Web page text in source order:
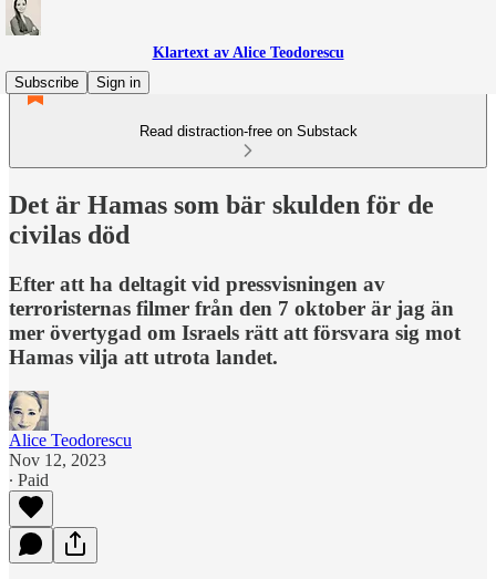
Klartext av Alice Teodorescu
Subscribe
Sign in
Read distraction-free on Substack
Det är Hamas som bär skulden för de
civilas död
Efter att ha deltagit vid pressvisningen av
terroristernas filmer från den 7 oktober är jag än
mer övertygad om Israels rätt att försvara sig mot
Hamas vilja att utrota landet.
Alice Teodorescu
Nov 12, 2023
∙ Paid